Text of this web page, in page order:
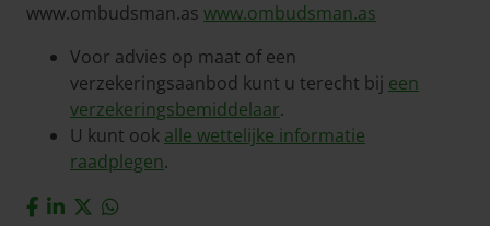
www.ombudsman.as www.ombudsman.as
Voor advies op maat of een
verzekeringsaanbod kunt u terecht bij een
verzekeringsbemiddelaar.
U kunt ook alle wettelijke informatie
raadplegen.